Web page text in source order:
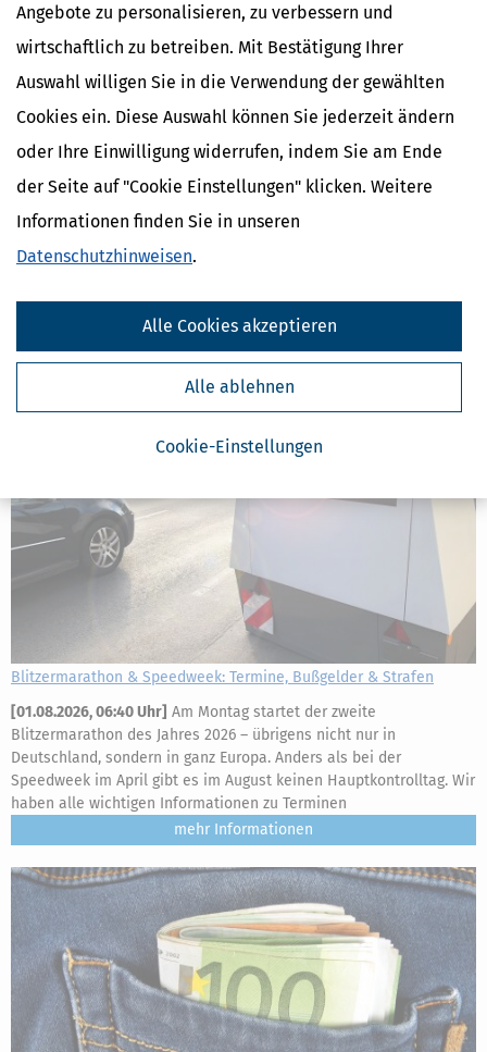
Angebote zu personalisieren, zu verbessern und
wirtschaftlich zu betreiben. Mit Bestätigung Ihrer
Auswahl willigen Sie in die Verwendung der gewählten
Cookies ein. Diese Auswahl können Sie jederzeit ändern
oder Ihre Einwilligung widerrufen, indem Sie am Ende
der Seite auf "Cookie Einstellungen" klicken. Weitere
Informationen finden Sie in unseren
Datenschutzhinweisen.
Cookie-Einstellungen
Alle ablehnen
Alle Cookies akzeptieren
Ähnliche Themen
Altersvorsorge, Rente & Finanzen
Finanzamt & Formalitäten
Verwandte Lexikon-Begriffe
Abgeltungsteuer
Aktien
Altersvorsorge
Forderung
Weitere News zum Thema
Blitzermarathon & Speedweek: Termine, Bußgelder & Strafen
[01.08.2026, 06:40 Uhr] Am Montag startet der zweite
Blitzermarathon des Jahres 2026 – übrigens nicht nur in
Deutschland, sondern in ganz Europa. Anders als bei der
Speedweek im April gibt es im August keinen Hauptkontrolltag. Wir
haben alle wichtigen Informationen zu Terminen
mehr